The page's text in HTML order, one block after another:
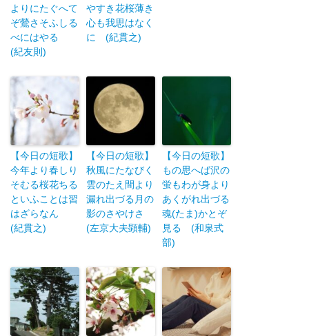
よりにたぐへて
ぞ鶯さそふしる
べにはやる
(紀友則)
やすき花桜薄き
心も我思はなく
に (紀貫之)
【今日の短歌】
今年より春しり
そむる桜花ちる
といふことは習
はざらなん
(紀貫之)
【今日の短歌】
秋風にたなびく
雲のたえ間より
漏れ出づる月の
影のさやけさ
(左京大夫顕輔)
【今日の短歌】
もの思へば沢の
蛍もわが身より
あくがれ出づる
魂(たま)かとぞ
見る (和泉式
部)